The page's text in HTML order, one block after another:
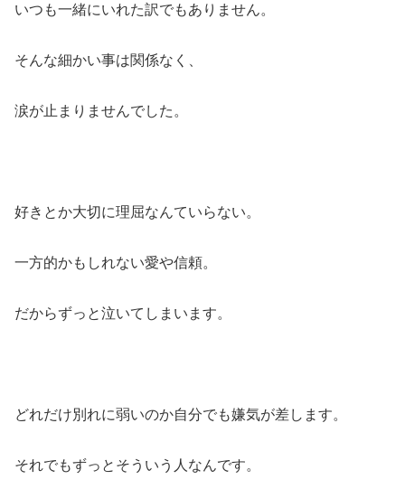
いつも一緒にいれた訳でもありません。
そんな細かい事は関係なく、
涙が止まりませんでした。
好きとか大切に理屈なんていらない。
一方的かもしれない愛や信頼。
だからずっと泣いてしまいます。
どれだけ別れに弱いのか自分でも嫌気が差します。
それでもずっとそういう人なんです。